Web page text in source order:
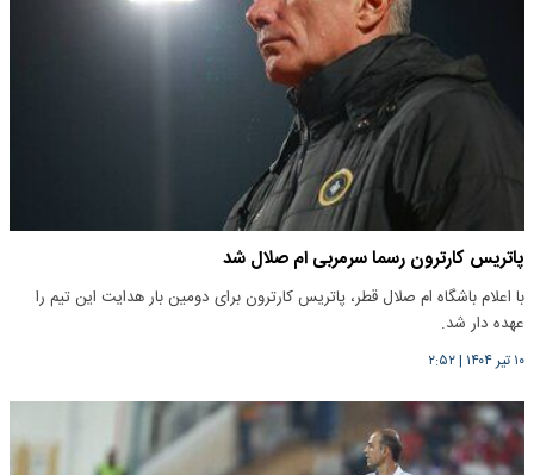
پاتریس کارترون رسما سرمربی ام صلال شد
با اعلام باشگاه ام صلال قطر، پاتریس کارترون برای دومین بار هدایت این تیم را
عهده دار شد.
۱۰ تیر ۱۴۰۴ |۲:۵۲